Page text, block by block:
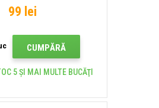
99 lei
CUMPĂRĂ
5 ȘI MAI MULTE BUCĂŢI